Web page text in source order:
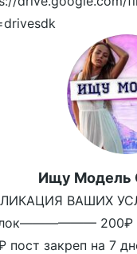
Ищу Модель
ВАШИХ
200₽
пост закреп на 7